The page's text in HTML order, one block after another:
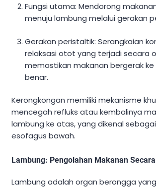
Fungsi utama: Mendorong
menuju lambung melalui gerakan
Gerakan peristaltik: Serangkaian
relaksasi otot yang terjadi secara
memastikan makanan bergerak ke
benar.
Kerongkongan memiliki mekanisme
mencegah refluks atau kembalinya
lambung ke atas, yang dikenal
esofagus bawah.
Lambung: Pengolahan Makanan
Lambung adalah organ berongga